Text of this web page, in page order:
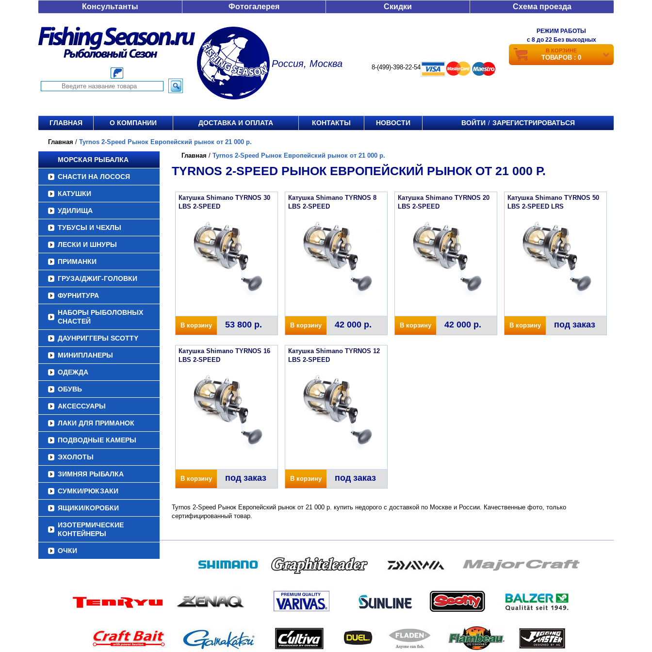
Консультанты Фотогалерея Скидки Схема проезда
Россия, Москва 8-(499)-398-22-54
РЕЖИМ РАБОТЫ
c 8 до 22 Без выходных
В КОРЗИНЕ
ТОВАРОВ : 0
ГЛАВНАЯ О КОМПАНИИ ДОСТАВКА И ОПЛАТА КОНТАКТЫ НОВОСТИ ВОЙТИ / ЗАРЕГИСТРИРОВАТЬСЯ
Главная / Tyrnos 2-Speed Рынок Европейский рынок от 21 000 р.
МОРСКАЯ РЫБАЛКА
СНАСТИ НА ЛОСОСЯ
КАТУШКИ
УДИЛИЩА
ТУБУСЫ И ЧЕХЛЫ
ЛЕСКИ И ШНУРЫ
ПРИМАНКИ
ГРУЗА/ДЖИГ-ГОЛОВКИ
ФУРНИТУРА
НАБОРЫ РЫБОЛОВНЫХ
СНАСТЕЙ
ДАУНРИГГЕРЫ SCOTTY
МИНИПЛАНЕРЫ
ОДЕЖДА
ОБУВЬ
АКСЕССУАРЫ
ЛАКИ ДЛЯ ПРИМАНОК
ПОДВОДНЫЕ КАМЕРЫ
ЭХОЛОТЫ
ЗИМНЯЯ РЫБАЛКА
СУМКИ/РЮКЗАКИ
ЯЩИКИ/КОРОБКИ
ИЗОТЕРМИЧЕСКИЕ
КОНТЕЙНЕРЫ
ОЧКИ
Главная / Tyrnos 2-Speed Рынок Европейский рынок от 21 000 р.
TYRNOS 2-SPEED РЫНОК ЕВРОПЕЙСКИЙ РЫНОК ОТ 21 000 Р.
Катушка Shimano TYRNOS 30
LBS 2-SPEED
В корзину 53 800 р.
Катушка Shimano TYRNOS 8
LBS 2-SPEED
В корзину 42 000 р.
Катушка Shimano TYRNOS 20
LBS 2-SPEED
В корзину 42 000 р.
Катушка Shimano TYRNOS 50
LBS 2-SPEED LRS
В корзину под заказ
Катушка Shimano TYRNOS 16
LBS 2-SPEED
В корзину под заказ
Катушка Shimano TYRNOS 12
LBS 2-SPEED
В корзину под заказ
Tyrnos 2-Speed Рынок Европейский рынок от 21 000 р. купить недорого с доставкой по Москве и России. Качественные фото, только
сертифицированный товар.